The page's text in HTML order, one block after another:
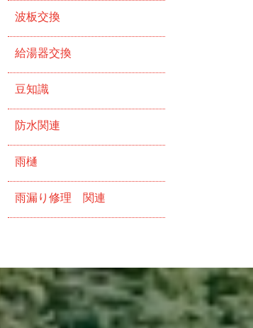
波板交換
給湯器交換
豆知識
防水関連
雨樋
雨漏り修理 関連